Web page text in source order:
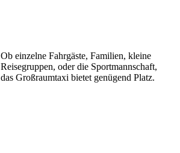
Ob einzelne Fahrgäste, Familien, kleine
Reisegruppen, oder die Sportmannschaft,
das Großraumtaxi bietet genügend Platz.